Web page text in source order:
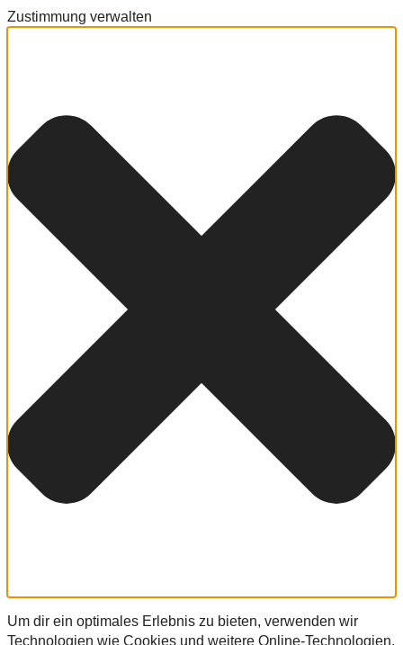
Zustimmung verwalten
Um dir ein optimales Erlebnis zu bieten, verwenden wir
Technologien wie Cookies und weitere Online-Technologien,